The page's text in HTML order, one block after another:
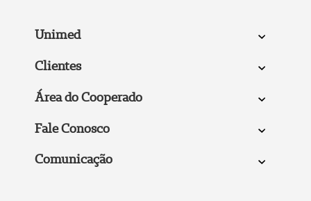
Unimed
Clientes
Área do Cooperado
Fale Conosco
Comunicação